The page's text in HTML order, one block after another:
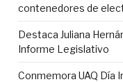
contenedores de
Destaca Juliana
Informe Legislativo
Conmemora UAQ Día